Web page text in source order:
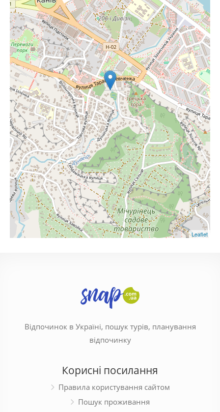
Leaflet
Відпочинок в Україні, пошук турів, планування
відпочинку
Корисні посилання
Правила користування сайтом
Пошук проживання